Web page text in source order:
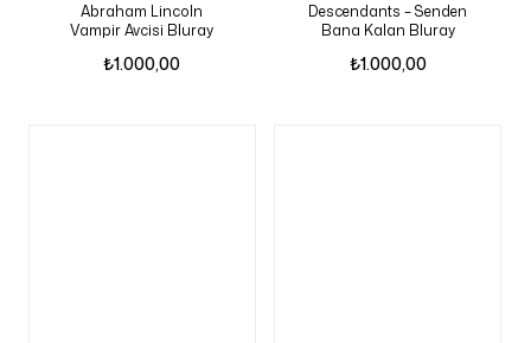
Abraham Lincoln
Vampir Avcisi Bluray
₺1.000,00
Descendants – Senden
Bana Kalan Bluray
₺1.000,00